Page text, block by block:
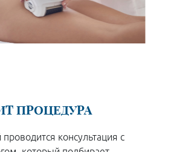
ПРОЦЕДУРА
консультация с